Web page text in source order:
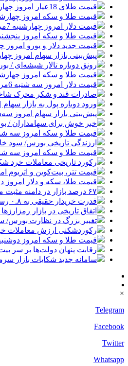
قیمت طلای 18عیار امروز چهارشنبه 7مرداد/ افزایش قیمت + جدول
قیمت طلا و سکه امروز چهارشنبه 7مرداد/ افزایش همه قیمت ها + جدول
قیمت دلار امروز چهارشنبه 7مرداد/ افزایش قیمت + جدول
قیمت طلا و سکه امروز پنجشنبه 8 مرداد/ روند
قیمت جدید دلار و یورو امروز چهارشنبه ۷ مرداد
پیش‌بینی بازار سهام امروز چهارشنبه ۷ مرداد ۱۴۰۵ | کدام صنایع معاملات
رونق دوباره تالار شیشه‌ای /
قیمت طلا و سکه امروز چهارشنبه 7
قیمت دلار امروز سه شنبه 6مرداد/ افزایش نرخ + جدول
صادرات قند و شکر محرک
ورود دوباره پول به بازار
پیش‌بینی بازار سهام امروز سه‌شنبه ۶ مرداد ۱۴۰۵ | در چه صورت تعداد نماد‌های منفی
خبر خوش برای سهامداران /
قیمت طلا و سکه امروز سه شنبه 6مرداد/ افزایش همه قیمت ها
ارزندگی تاریخی بورس/ سود خالص ۵۹۰ همتی
قیمت طلا و سکه امروز سه شنبه 6مرداد 1405/ افزایش قیمت ها
رکورد تاریخی معاملات خرد شکسته
قیمت تتر، بیت‌کوین و اتریوم امروز دوشنبه ۵ مرداد ۱۴۰۵ | بیت‌کوین این مرز را
قیمت طلا، سکه و دلار امروز دوشنبه 5مرداد/ افزایش همه قیمت ها +
۶۷ درصد بازار در دامنه مثبت معامله می‌شوند | قدرت خریداران حقیقی در کدام نماد بیشتر است؟
قدرت خریدار حقیقی به ۰.۸ رسید | کدام صنعت بهترین عملکرد را داشت؟
اتفاق تاریخی در بازار
تغییر بزرگ در نظارت بورس/
رکوردشکنی ارزش معاملات خرد بورس
قیمت طلا و سکه امروز دوشنبه 5مرداد/ کاهش همه قیمت ها + جدول و
رقابت پنهان دولت‌ها بر سر بیت‌کوین/ ۱۰ کشور
سامانه جدید شکایات بازار
×
Telegram
Facebook
Twitter
Whatsapp